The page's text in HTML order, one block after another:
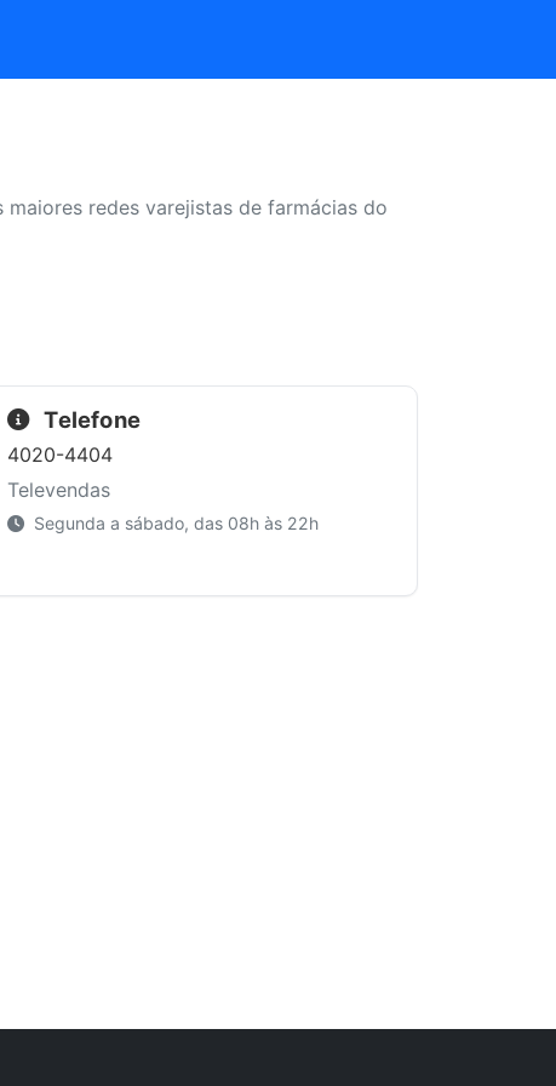
redes varejistas de farmácias do
Telefone
4020-4404
Televendas
Segunda a sábado, das 08h às 22h